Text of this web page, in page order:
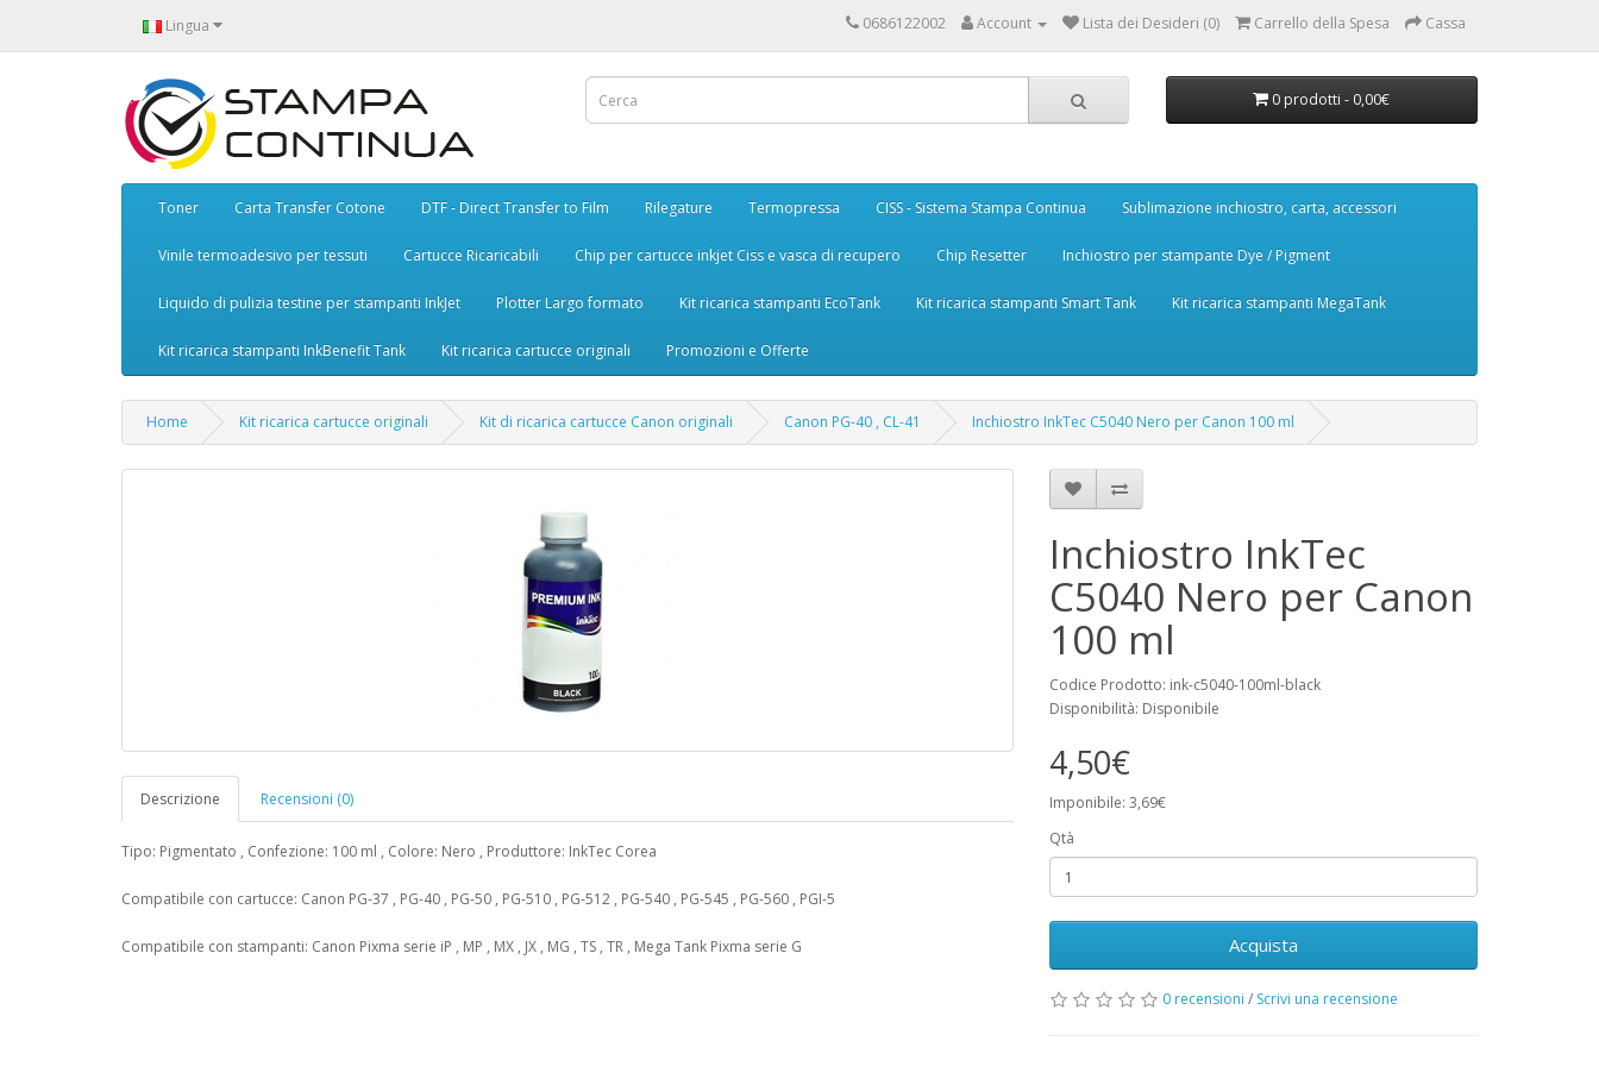
Lingua 0686122002 Account Lista dei Desideri (0) Carrello della Spesa Cassa
0 prodotti - 0,00€
Toner Carta Transfer Cotone DTF - Direct Transfer to Film Rilegature Termopressa CISS - Sistema Stampa Continua Sublimazione inchiostro, carta, accessori
Vinile termoadesivo per tessuti Cartucce Ricaricabili Chip per cartucce inkjet Ciss e vasca di recupero Chip Resetter Inchiostro per stampante Dye / Pigment
Liquido di pulizia testine per stampanti InkJet Plotter Largo formato Kit ricarica stampanti EcoTank Kit ricarica stampanti Smart Tank Kit ricarica stampanti MegaTank
Kit ricarica stampanti InkBenefit Tank Kit ricarica cartucce originali Promozioni e Offerte
Home Kit ricarica cartucce originali Kit di ricarica cartucce Canon originali Canon PG-40 , CL-41 Inchiostro InkTec C5040 Nero per Canon 100 ml
Descrizione Recensioni (0)
Tipo: Pigmentato , Confezione: 100 ml , Colore: Nero , Produttore: InkTec Corea
Compatibile con cartucce: Canon PG-37 , PG-40 , PG-50 , PG-510 , PG-512 , PG-540 , PG-545 , PG-560 , PGI-5
Compatibile con stampanti: Canon Pixma serie iP , MP , MX , JX , MG , TS , TR , Mega Tank Pixma serie G
Inchiostro InkTec
C5040 Nero per Canon
100 ml
Codice Prodotto: ink-c5040-100ml-black
Disponibilità: Disponibile
4,50€
Imponibile: 3,69€
Qtà
Acquista
0 recensioni / Scrivi una recensione